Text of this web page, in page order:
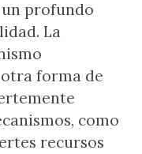
profundo
La
forma de
como
recursos